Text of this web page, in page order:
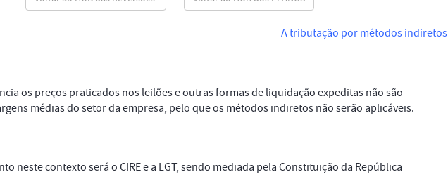
A tributação por métodos indiretos
os preços praticados nos leilões e outras formas de liquidação expeditas não são
médias do setor da empresa, pelo que os métodos indiretos não serão aplicáveis.
neste contexto será o CIRE e a LGT, sendo mediada pela Constituição da República